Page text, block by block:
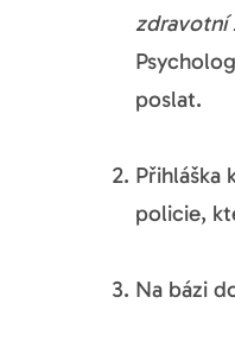
zdravotní
poslat.
Přihláška
policie,
Na bázi